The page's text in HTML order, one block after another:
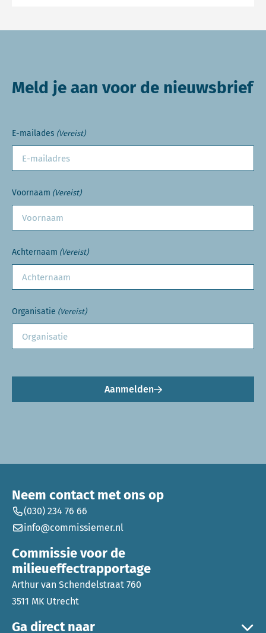
Meld je aan voor de nieuwsbrief
E-mailades (Vereist)
Voornaam (Vereist)
Achternaam (Vereist)
Organisatie (Vereist)
Aanmelden
Ga direct naar
Neem contact met ons op
(030) 234 76 66
info@commissiemer.nl
Commissie voor de
milieueffectrapportage
Arthur van Schendelstraat 760
3511 MK Utrecht